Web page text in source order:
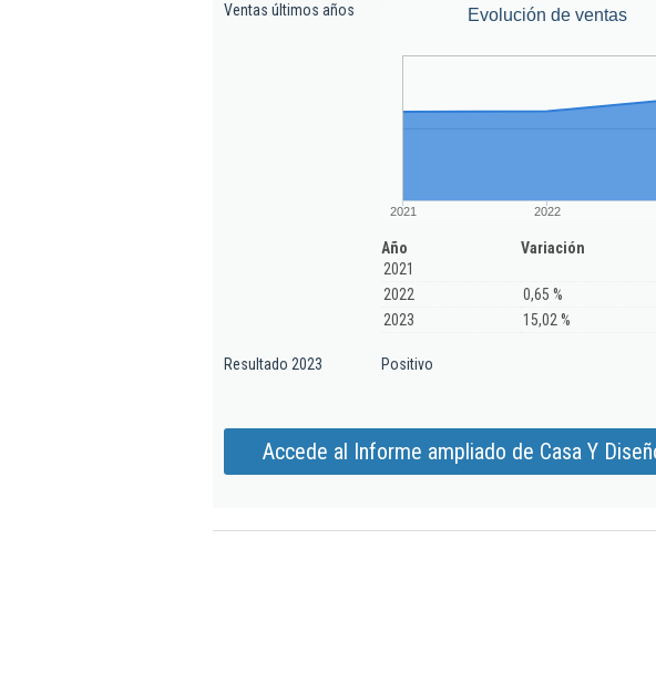
Ventas últimos años Evolución de ventas
2021 2022
Año
Variación
2021
2022
0,65 %
2023
15,02 %
Resultado 2023 Positivo
Accede al Informe ampliado de Casa Y